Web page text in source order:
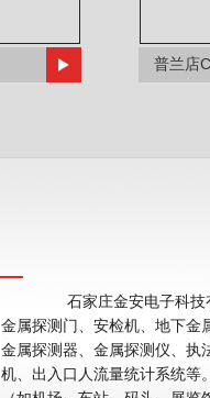
普兰店
石家庄金安电子科技
金属探测门、安检机、地下金
金属探测器、金属探测仪、执
机、出入口人流量统计系统等。 应用领域主要在公共场所的安全检